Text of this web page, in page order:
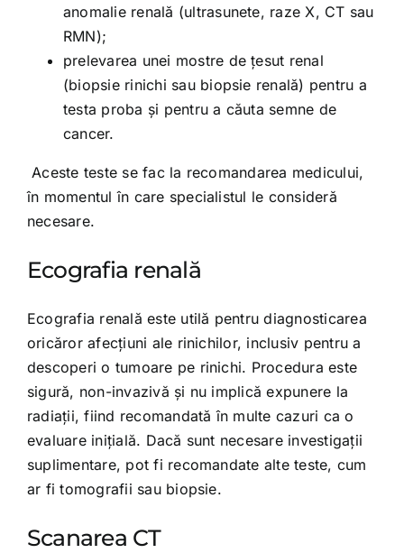
anomalie renală (ultrasunete, raze X, CT sau
RMN);
prelevarea unei mostre de țesut renal
(biopsie rinichi sau biopsie renală) pentru a
testa proba și pentru a căuta semne de
cancer.
Aceste teste se fac la recomandarea medicului,
în momentul în care specialistul le consideră
necesare.
Ecografia renală
Ecografia renală este utilă pentru diagnosticarea
oricăror afecțiuni ale rinichilor, inclusiv pentru a
descoperi o tumoare pe rinichi. Procedura este
sigură, non-invazivă și nu implică expunere la
radiații, fiind recomandată în multe cazuri ca o
evaluare inițială. Dacă sunt necesare investigații
suplimentare, pot fi recomandate alte teste, cum
ar fi tomografii sau biopsie.
Scanarea CT